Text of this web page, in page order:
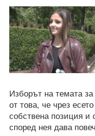
Изборът на темата
от това, че чрез
собствена позиция и
според нея дава